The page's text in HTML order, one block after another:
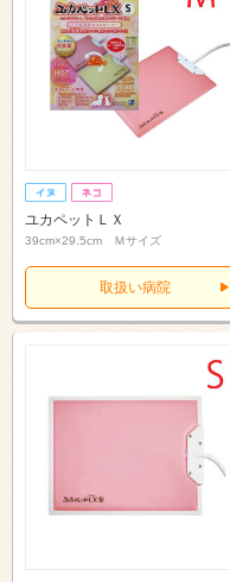
ユカペットＬＸ
39cm×29.5cm Ｍサイズ
取扱い病院